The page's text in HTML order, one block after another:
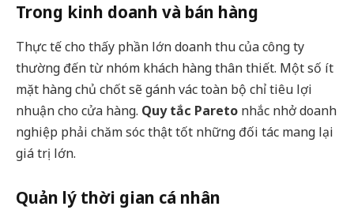
Trong kinh doanh và bán hàng
Thực tế cho thấy phần lớn doanh thu của công ty
thường đến từ nhóm khách hàng thân thiết. Một số ít
mặt hàng chủ chốt sẽ gánh vác toàn bộ chỉ tiêu lợi
nhuận cho cửa hàng. Quy tắc Pareto nhắc nhở doanh
nghiệp phải chăm sóc thật tốt những đối tác mang lại
giá trị lớn.
Quản lý thời gian cá nhân